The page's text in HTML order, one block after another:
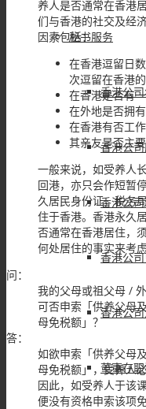
秘书服务
香港公
香港公
香港公
香港公
香港公
董事在
养人是否通常在香港
们与香港的社交及经
因素包括：
在香港逗留日
次逗留在香港
在香港是否有
在外地是否拥
在香港有否工
其亲友是否主
一般来说，如受养人
回港，亦只会作短暂
久居民身份证，税务
住于香港。香港永久
否通常在香港居住，
何处居住的事实来考虑
问：
我的父母或祖父母 /
可否申索「供养父母
母免税额」？
答：
如欲申索「供养父母
母免税额」，受养人
因此，如受养人于该
便没有资格申索该项免